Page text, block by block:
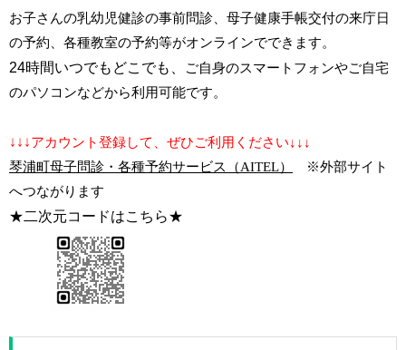
お子さんの乳幼児健診の事前問診、母子健康手帳交付の来庁日
の予約、各種教室の予約等がオンラインでできます。
24時間いつでもどこでも、
ご自身のスマートフォンやご自宅
のパソコンなどから利用可能です。
↓↓↓アカウント登録して、ぜひご利用ください↓↓↓
琴浦町母子問診・各種予約サービス（AITEL）
※外部サイト
へつながります
★二次元コードはこちら★